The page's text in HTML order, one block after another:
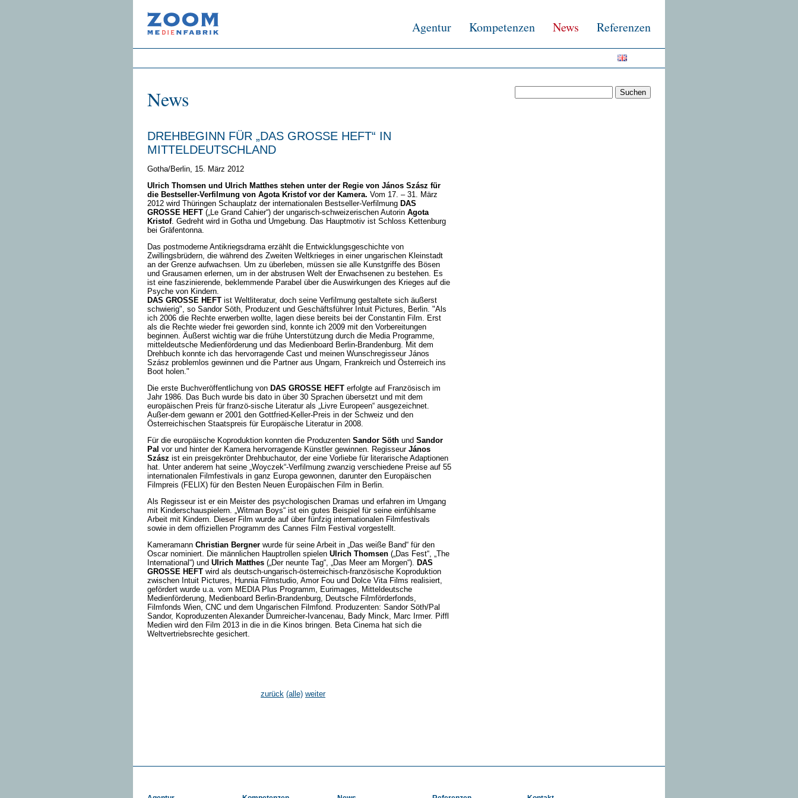
Referenzen
News
Kompetenzen
Agentur
News
DREHBEGINN FÜR „DAS GROSSE HEFT“ IN
MITTELDEUTSCHLAND
Gotha/Berlin, 15. März 2012
Ulrich Thomsen und Ulrich Matthes stehen unter der Regie von János Szász für
die Bestseller-Verfilmung von Agota Kristof vor der Kamera. Vom 17. – 31. März
2012 wird Thüringen Schauplatz der internationalen Bestseller-Verfilmung DAS
GROSSE HEFT („Le Grand Cahier“) der ungarisch-schweizerischen Autorin Agota
Kristof. Gedreht wird in Gotha und Umgebung. Das Hauptmotiv ist Schloss Kettenburg
bei Gräfentonna.
Das postmoderne Antikriegsdrama erzählt die Entwicklungsgeschichte von
Zwillingsbrüdern, die während des Zweiten Weltkrieges in einer ungarischen Kleinstadt
an der Grenze aufwachsen. Um zu überleben, müssen sie alle Kunstgriffe des Bösen
und Grausamen erlernen, um in der abstrusen Welt der Erwachsenen zu bestehen. Es
ist eine faszinierende, beklemmende Parabel über die Auswirkungen des Krieges auf die
Psyche von Kindern.
DAS GROSSE HEFT ist Weltliteratur, doch seine Verfilmung gestaltete sich äußerst
schwierig", so Sandor Söth, Produzent und Geschäftsführer Intuit Pictures, Berlin. "Als
ich 2006 die Rechte erwerben wollte, lagen diese bereits bei der Constantin Film. Erst
als die Rechte wieder frei geworden sind, konnte ich 2009 mit den Vorbereitungen
beginnen. Äußerst wichtig war die frühe Unterstützung durch die Media Programme,
mitteldeutsche Medienförderung und das Medienboard Berlin-Brandenburg. Mit dem
Drehbuch konnte ich das hervorragende Cast und meinen Wunschregisseur János
Szász problemlos gewinnen und die Partner aus Ungarn, Frankreich und Österreich ins
Boot holen."
Die erste Buchveröffentlichung von DAS GROSSE HEFT erfolgte auf Französisch im
Jahr 1986. Das Buch wurde bis dato in über 30 Sprachen übersetzt und mit dem
europäischen Preis für franzö-sische Literatur als „Livre Europeen“ ausgezeichnet.
Außer-dem gewann er 2001 den Gottfried-Keller-Preis in der Schweiz und den
Österreichischen Staatspreis für Europäische Literatur in 2008.
Für die europäische Koproduktion konnten die Produzenten Sandor Söth und Sandor
Pal vor und hinter der Kamera hervorragende Künstler gewinnen. Regisseur János
Szász ist ein preisgekrönter Drehbuchautor, der eine Vorliebe für literarische Adaptionen
hat. Unter anderem hat seine „Woyczek“-Verfilmung zwanzig verschiedene Preise auf 55
internationalen Filmfestivals in ganz Europa gewonnen, darunter den Europäischen
Filmpreis (FELIX) für den Besten Neuen Europäischen Film in Berlin.
Als Regisseur ist er ein Meister des psychologischen Dramas und erfahren im Umgang
mit Kinderschauspielern. „Witman Boys“ ist ein gutes Beispiel für seine einfühlsame
Arbeit mit Kindern. Dieser Film wurde auf über fünfzig internationalen Filmfestivals
sowie in dem offiziellen Programm des Cannes Film Festival vorgestellt.
Kameramann Christian Bergner wurde für seine Arbeit in „Das weiße Band“ für den
Oscar nominiert. Die männlichen Hauptrollen spielen Ulrich Thomsen („Das Fest“, „The
International“) und Ulrich Matthes („Der neunte Tag“, „Das Meer am Morgen“). DAS
GROSSE HEFT wird als deutsch-ungarisch-österreichisch-französische Koproduktion
zwischen Intuit Pictures, Hunnia Filmstudio, Amor Fou und Dolce Vita Films realisiert,
gefördert wurde u.a. vom MEDIA Plus Programm, Eurimages, Mitteldeutsche
Medienförderung, Medienboard Berlin-Brandenburg, Deutsche Filmförderfonds,
Filmfonds Wien, CNC und dem Ungarischen Filmfond. Produzenten: Sandor Söth/Pal
Sandor, Koproduzenten Alexander Dumreicher-Ivancenau, Bady Minck, Marc Irmer. Piffl
Medien wird den Film 2013 in die in die Kinos bringen. Beta Cinema hat sich die
Weltvertriebsrechte gesichert.
zurück (alle) weiter